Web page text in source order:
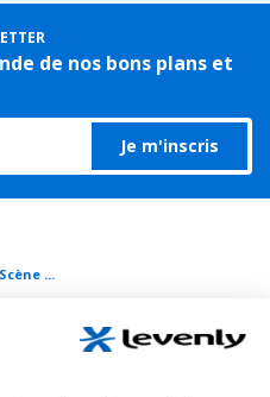
de nos bons plans et
Je m'inscris
...
de matériels de sonorisation et
flight-case, sans oublier les
pour stand d'exposition et